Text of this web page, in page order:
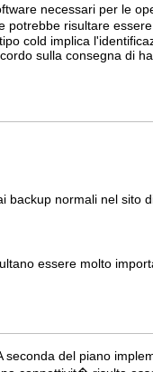
necessari per le
risultare
cold implica
sulla consegna di
backup normali nel sito
essere molto
del piano